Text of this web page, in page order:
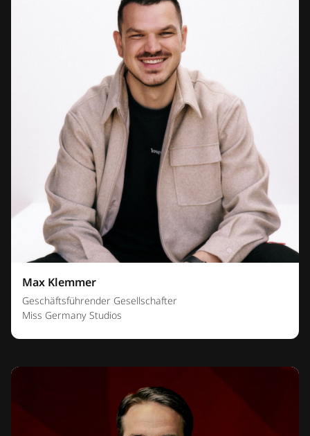
Max Klemmer
Geschäftsführender Gesellschafter
Miss Germany Studios